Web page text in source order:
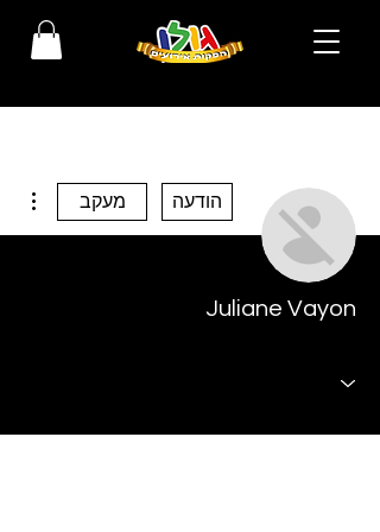
הודעה מעקב
Juliane Vayon